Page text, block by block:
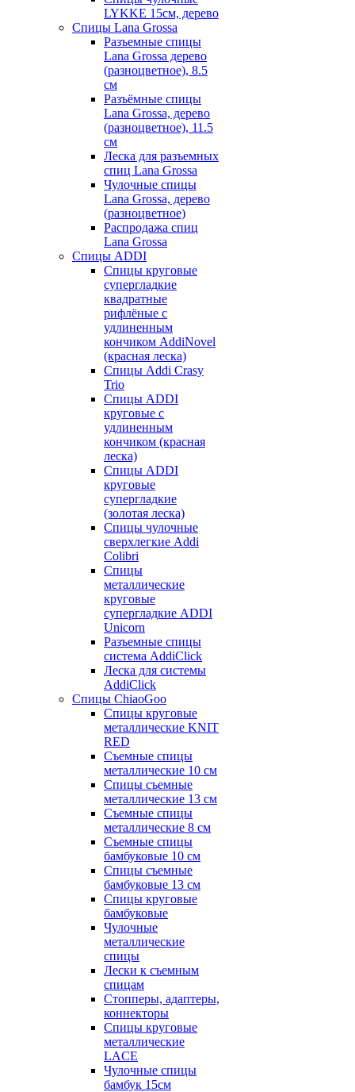
LYKKE 15см, дерево
Спицы Lana Grossa
Разъемные спицы
Lana Grossa дерево
(разноцветное), 8.5
см
Разъёмные спицы
Lana Grossa, дерево
(разноцветное), 11.5
см
Леска для разъемных
спиц Lana Grossa
Чулочные спицы
Lana Grossa, дерево
(разноцветное)
Распродажа спиц
Lana Grossa
Спицы ADDI
Спицы круговые
супергладкие
квадратные
рифлёные с
удлиненным
кончиком AddiNovel
(красная леска)
Спицы Addi Crasy
Trio
Спицы ADDI
круговые с
удлиненным
кончиком (красная
леска)
Спицы ADDI
круговые
супергладкие
(золотая леска)
Спицы чулочные
сверхлегкие Addi
Colibri
Спицы
металлические
круговые
супергладкие ADDI
Unicorn
Разъемные спицы
система AddiClick
Леска для системы
AddiClick
Спицы ChiaoGoo
Спицы круговые
металлические KNIT
RED
Съемные спицы
металлические 10 см
Спицы съемные
металлические 13 см
Съемные спицы
металлические 8 см
Съемные спицы
бамбуковые 10 см
Спицы съемные
бамбуковые 13 см
Спицы круговые
бамбуковые
Чулочные
металлические
спицы
Лески к съемным
спицам
Стопперы, адаптеры,
коннекторы
Спицы круговые
металлические
LACE
Чулочные спицы
бамбук 15см